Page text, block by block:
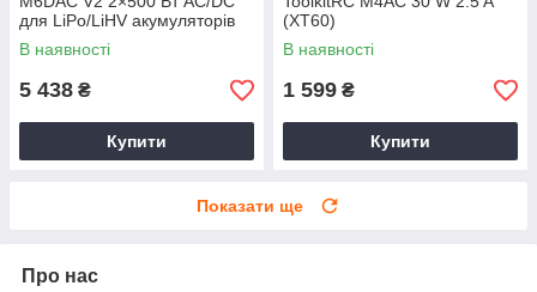
для LiPo/LiHV акумуляторів
1-6S, 2 канали, чорний, для
FPV і RC моделей
В наявності
5 438 ₴
Купити
(XT60)
В наявності
1 599 ₴
Купити
Показати ще
Про нас